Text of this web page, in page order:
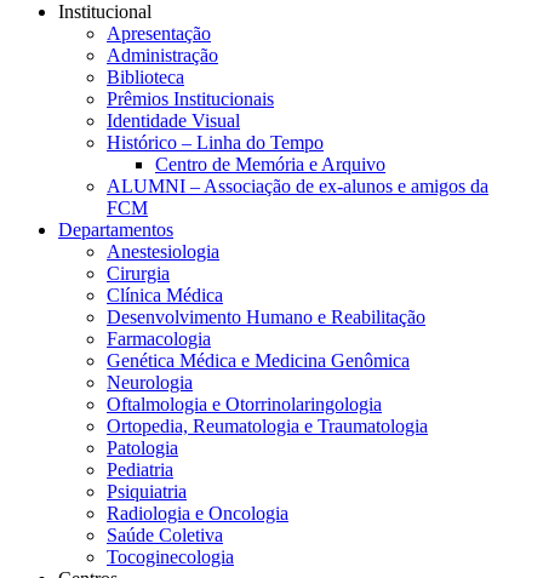
Institucional
Apresentação
Administração
Biblioteca
Prêmios Institucionais
Identidade Visual
Histórico – Linha do Tempo
Centro de Memória e Arquivo
ALUMNI – Associação de ex-alunos e amigos da
FCM
Departamentos
Anestesiologia
Cirurgia
Clínica Médica
Desenvolvimento Humano e Reabilitação
Farmacologia
Genética Médica e Medicina Genômica
Neurologia
Oftalmologia e Otorrinolaringologia
Ortopedia, Reumatologia e Traumatologia
Patologia
Pediatria
Psiquiatria
Radiologia e Oncologia
Saúde Coletiva
Tocoginecologia